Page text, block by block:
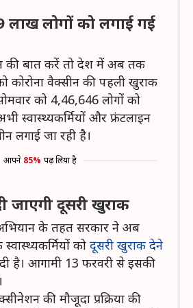
लोगों को लगाई गई
की बात करें तो देश में अब तक
कोरोना वैक्सीन की पहली खुराक
को 4,46,646 लोगों को
स्वास्थ्यकर्मियों और फ्रंटलाइन
लगाई जा रही है।
आपने 85% पढ़ लिया है
जाएगी दूसरी खुराक
के तहत सरकार ने अब
को दूसरी खुराक देने
है। आगामी 13 फरवरी से इसकी
की मौजूदा प्रक्रिया की